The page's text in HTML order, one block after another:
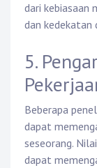
dari kebiasaan
dan kedekatan
5.
Beberapa
dapat
seseorang.
dapat